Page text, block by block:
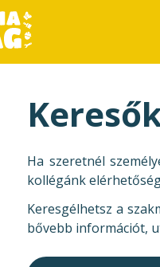
Ha szeretnél
kollégánk
Keresgélhetsz a
bővebb információt,